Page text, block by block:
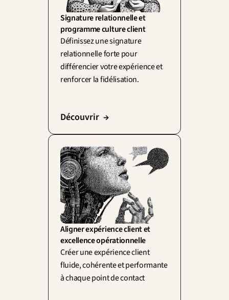
Signature relationnelle et
programme culture client
Définissez une signature
relationnelle forte pour
différencier votre expérience et
renforcer la fidélisation.
Découvrir  →
Aligner expérience client et
excellence opérationnelle
Créer une expérience client
fluide, cohérente et performante
à chaque point de contact